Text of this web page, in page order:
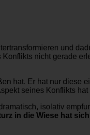
und
nicht gerade
hat. Er hat nur diese
seines Konflikts hat
isolativ
in die Wiese hat